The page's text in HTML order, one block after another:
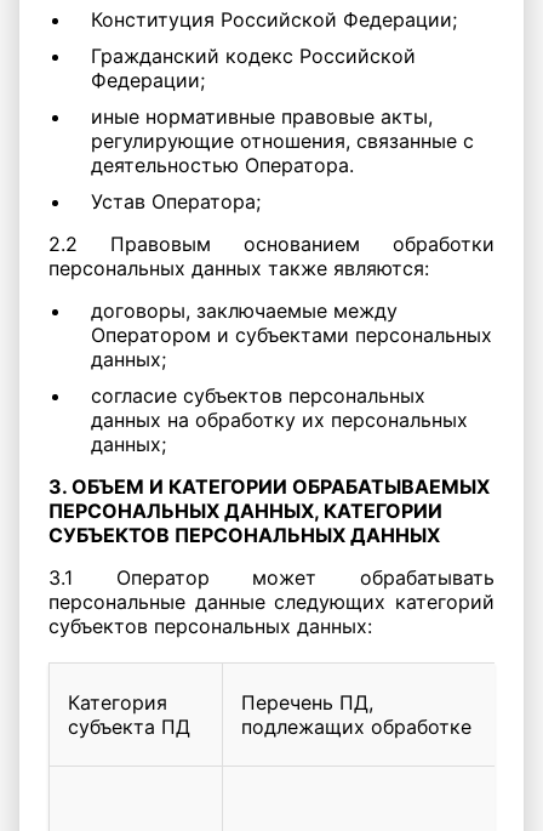
Конституция Российской Федерации;
Гражданский кодекс Российской
Федерации;
иные нормативные правовые акты,
регулирующие отношения, связанные с
деятельностью Оператора.
Устав Оператора;
2.2 Правовым основанием обработки
персональных данных также являются:
договоры, заключаемые между
Оператором и субъектами персональных
данных;
согласие субъектов персональных
данных на обработку их персональных
данных;
3. ОБЪЕМ И КАТЕГОРИИ ОБРАБАТЫВАЕМЫХ
ПЕРСОНАЛЬНЫХ ДАННЫХ, КАТЕГОРИИ
СУБЪЕКТОВ ПЕРСОНАЛЬНЫХ ДАННЫХ
3.1 Оператор может обрабатывать
персональные данные следующих категорий
субъектов персональных данных:
Категория
субъекта ПД
Перечень ПД,
подлежащих обработке